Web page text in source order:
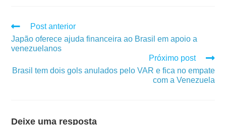
Post anterior
Japão oferece ajuda financeira ao Brasil em apoio a
venezuelanos
Próximo post
Brasil tem dois gols anulados pelo VAR e fica no empate
com a Venezuela
Deixe uma resposta